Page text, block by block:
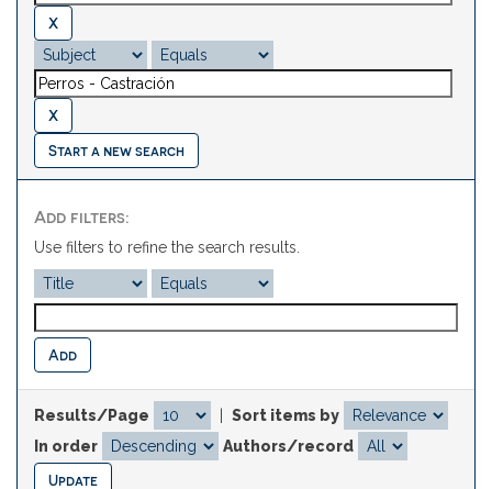
Start a new search
Add filters:
Use filters to refine the search results.
Results/Page
Sort items by
In order
Authors/record